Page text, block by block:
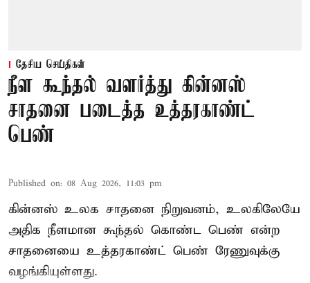
தேசிய செய்திகள்
நீள கூந்தல் வளர்த்து கின்னஸ்
சாதனை படைத்த உத்தரகாண்ட்
பெண்
Published on: 08 Aug 2026, 11:03 pm
கின்னஸ் உலக சாதனை நிறுவனம், உலகிலேயே
அதிக நீளமான கூந்தல் கொண்ட பெண் என்ற
சாதனையை உத்தரகாண்ட் பெண் ரேணுவுக்கு
வழங்கியுள்ளது.